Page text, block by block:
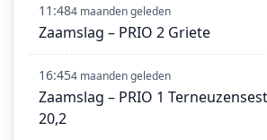
11:484 maanden geleden
Zaamslag – PRIO 2 Griete
16:454 maanden geleden
Zaamslag – PRIO 1
20,2